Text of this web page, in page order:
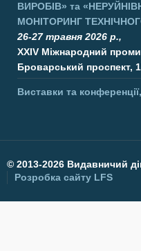
ВИРОБІВ» та
МОНІТОРИНГ
26-27 травня 2026 р.,
XXIV Міжнародний
Броварський проспект,
Виставки та
© 2013-2026 Видавничий
Розробка сайту LFS